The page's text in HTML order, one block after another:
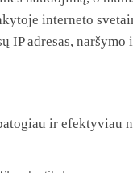
interneto
IP adresas,
ir efektyviau